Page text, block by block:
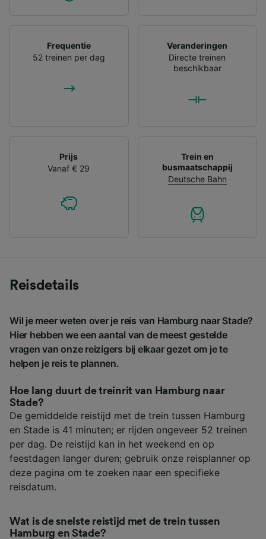
Frequentie
52 treinen per dag
Veranderingen
Directe treinen
beschikbaar
Prijs
Vanaf € 29
Trein en
busmaatschappij
Deutsche Bahn
Reisdetails
Wil je meer weten over je reis van Hamburg naar Stade?
Hier hebben we een aantal van de meest gestelde
vragen van onze reizigers bij elkaar gezet om je te
helpen je reis te plannen.
Hoe lang duurt de treinrit van Hamburg naar
Stade?
De gemiddelde reistijd met de trein tussen Hamburg
en Stade is 41 minuten; er rijden ongeveer 52 treinen
per dag. De reistijd kan in het weekend en op
feestdagen langer duren; gebruik onze reisplanner op
deze pagina om te zoeken naar een specifieke
reisdatum.
Wat is de snelste reistijd met de trein tussen
Hamburg en Stade?